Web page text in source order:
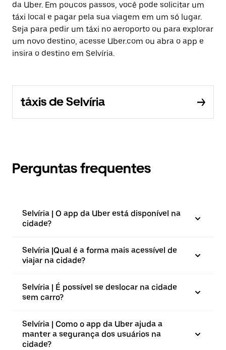
da Uber. Em poucos passos, você pode solicitar um
táxi local e pagar pela sua viagem em um só lugar.
Seja para pedir um táxi no aeroporto ou para explorar
um novo destino, acesse Uber.com ou abra o app e
insira o destino em Selvíria.
táxis de Selvíria
Perguntas frequentes
Selvíria | O app da Uber está disponível na
cidade?
Selvíria |⁠Qual é a forma mais acessível de
viajar na cidade?
Selvíria | É possível se deslocar na cidade
sem carro?
Selvíria | Como o app da Uber ajuda a
manter a segurança dos usuários na
cidade?